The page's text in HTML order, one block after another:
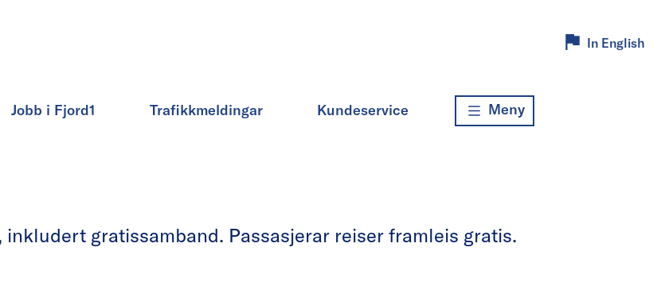
In English
Jobb i Fjord1 Trafikkmeldingar Kundeservice Meny
gratissamband. Passasjerar reiser framleis gratis.